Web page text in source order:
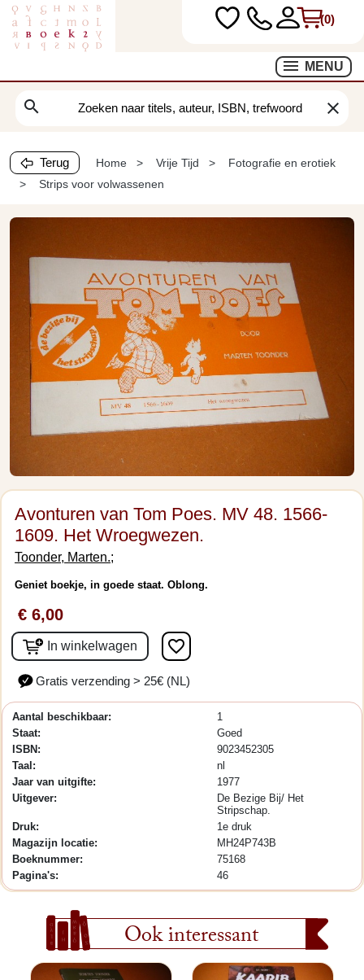
(0)
MENU
search clear
Terug Home Vrije Tijd
Fotografie en erotiek
Strips voor volwassenen
Avonturen van Tom Poes. MV 48. 1566-
1609. Het Wroegwezen.
Toonder, Marten.;
Geniet boekje, in goede staat. Oblong.
€ 6,00
In winkelwagen favorite_border
Gratis verzending > 25€ (NL)
Aantal beschikbaar:
1
Staat:
Goed
ISBN:
9023452305
Taal:
nl
Jaar van uitgifte:
1977
Uitgever:
De Bezige Bij/ Het
Stripschap.
Druk:
1e druk
Magazijn locatie:
MH24P743B
Boeknummer:
75168
Pagina's:
46
Ook interessant